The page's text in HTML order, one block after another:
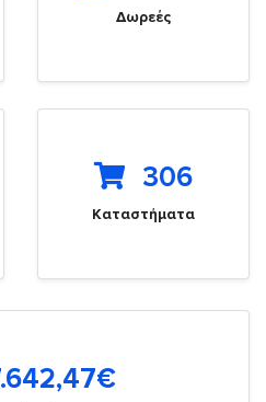
Δωρεές
306
Καταστήματα
€